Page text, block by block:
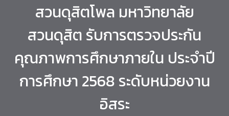
สวนดุสิตโพล มหาวิทยาลัย
สวนดุสิต รับการตรวจประกัน
คุณภาพการศึกษาภายใน ประจำปี
การศึกษา 2568 ระดับหน่วยงาน
อิสระ